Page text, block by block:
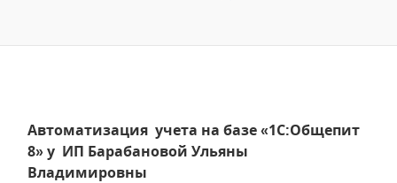
Автоматизация учета на базе «1С:Общепит
8» у ИП Барабановой Ульяны
Владимировны